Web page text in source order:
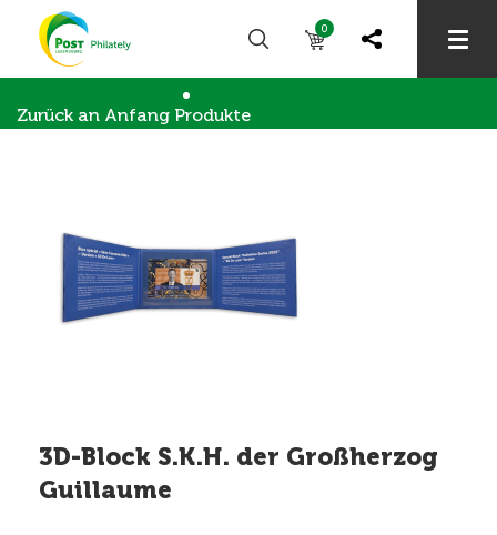
0
Zurück an Anfang Produkte
3D-Block S.K.H. der Großherzog
Guillaume